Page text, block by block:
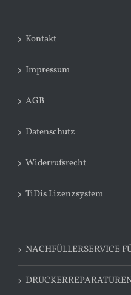
Kontakt
Impressum
AGB
Datenschutz
Widerrufsrecht
TiDis Lizenzsystem
NACHFÜLLERSERVICE